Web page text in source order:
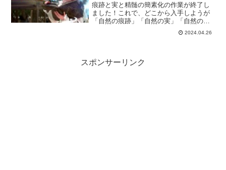
痕跡と実と精髄の簡素化の作業が終了し
ました！これで、どこから入手しようが
「自然の痕跡」「自然の実」「自然の精
髄」となったわけです。なので、痕跡、
実、精髄を集めるのに苦労してて、今ま
2024.04.26
スポンサーリンク